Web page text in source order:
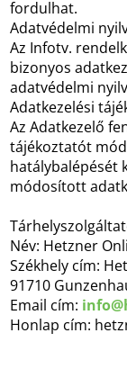
fordulhat.
Adatvédelmi
Az Infotv.
bizonyos
adatvédelmi
Adatkezelési
Az Adatkezelő
tájékoztatót
hatálybalépését
módosított
Név: Hetzner
Székhely cím:
91710
Email cím:
Honlap cím: